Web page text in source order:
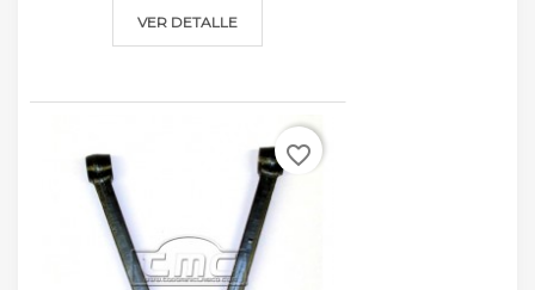
VER DETALLE
favorite_border